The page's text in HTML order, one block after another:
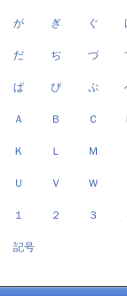
が ぎ ぐ
だ ぢ づ
ぱ ぴ ぷ
Ａ Ｂ Ｃ
Ｋ Ｌ Ｍ
Ｕ Ｖ Ｗ
１ ２ ３
記号